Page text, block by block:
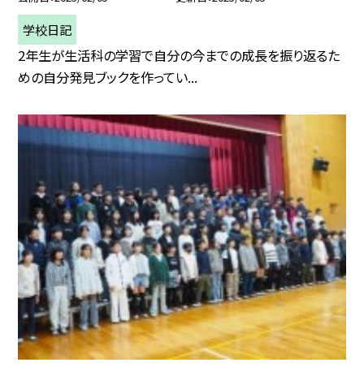
学校日記
2年生が生活科の学習で自分の今までの成長を振り返るた
めの自分発見ブックを作ってい...